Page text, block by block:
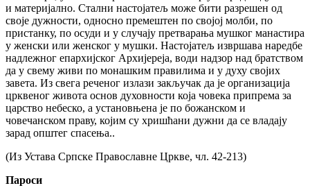
и материјално. Стални настојатељ може бити разрешен од
своје дужности, односно премештен по својој молби, по
пристанку, по осуди и у случају претварања мушког манастира
у женски или женског у мушки. Настојатељ извршава наредбе
надлежног епархијског Архијереја, води надзор над братством
да у свему живи по монашким правилима и у духу својих
завета. Из свега реченог излази закључак да је организација
црквеног живота основ духовности која човека припрема за
царство небеско, а установњена је по божанском и
човечанском праву, којим су хришћани дужни да се владају
зарад општег спасења..
(Из Устава Српске Православне Цркве, чл. 42-213)
Пароси